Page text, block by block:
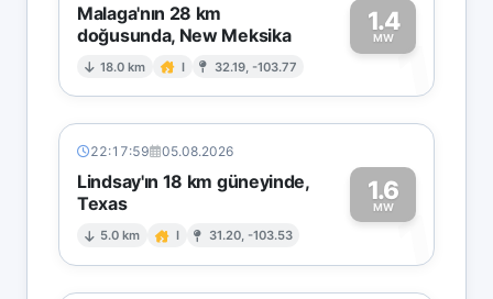
Malaga'nın 28 km
doğusunda, New Meksika
18.0 km I 32.19, -103.77
1.4
MW1
22:17:59 05.08.2026
Lindsay'ın 18 km güneyinde,
Texas
5.0 km I 31.20, -103.53
1.6
MW1